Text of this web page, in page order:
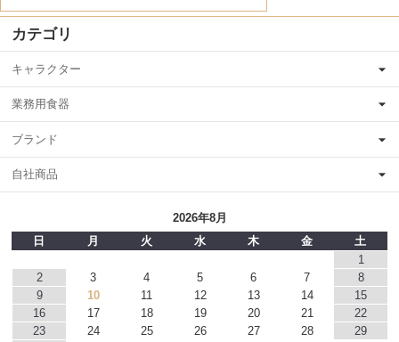
カテゴリ
キャラクター
業務用食器
ブランド
自社商品
2026年8月
日
月 火 水 木 金
土
1
2
3 4 5 6 7
8
9
10 11 12 13 14
15
16
17 18 19 20 21
22
23
24 25 26 27 28 29